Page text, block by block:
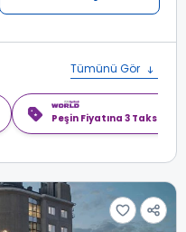
Tümünü Gör
Peşin Fiyatına 3 Taksit